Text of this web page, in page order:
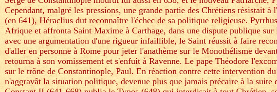
Cependant, malgré les pressions, une grande partie des Chrétiens résistait
(en 641), Héraclius dut reconnaître l'échec de sa politique religieuse.
Afrique et affronta Saint Maxime à Carthage, dans une dispute publique
avec une argumentation d'une rigueur infaillible, le Saint réussit à faire
d'aller en personne à Rome pour jeter l'anathème sur le Monothélisme
retourna à son vomissement et s'enfuit à Ravenne. Le pape Théodore
sur le trône de Constantinople, Paul. En réaction contre cette intervention
n'aggravât la situation politique, devenue plus que jamais précaire à la